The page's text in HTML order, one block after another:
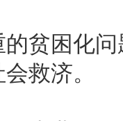
困化问
救济。